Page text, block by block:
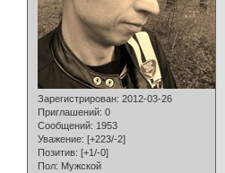
Зарегистрирован: 2012-03-26
Приглашений: 0
Сообщений: 1953
Уважение: [+223/-2]
Позитив: [+1/-0]
Пол: Мужской